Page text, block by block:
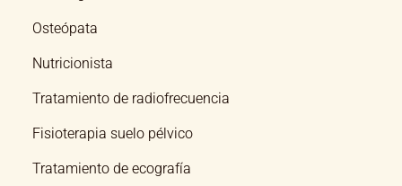
Osteópata
Nutricionista
Tratamiento de radiofrecuencia
Fisioterapia suelo pélvico
Tratamiento de ecografía